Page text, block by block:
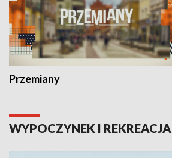
Przemiany
WYPOCZYNEK I REKREACJA